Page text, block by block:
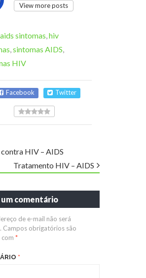
View more posts
aids sintomas hiv
sintomas AIDS
HIV
Facebook Twitter
HIV – AIDS
Tratamento HIV – AIDS
comentário
de e-mail não será
Campos obrigatórios são
*
*